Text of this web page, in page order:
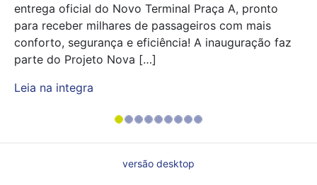
entrega oficial do Novo Terminal Praça A, pronto
para receber milhares de passageiros com mais
conforto, segurança e eficiência! A inauguração faz
parte do Projeto Nova […]
Leia na integra
versão desktop